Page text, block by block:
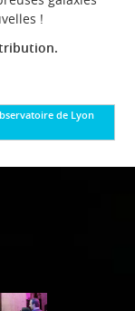
!
de Lyon